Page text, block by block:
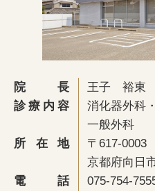
院長
王子 裕東
診療内容
消化器外科
一般外科
所在地
〒617-0003
京都府向日
電話
075-754-